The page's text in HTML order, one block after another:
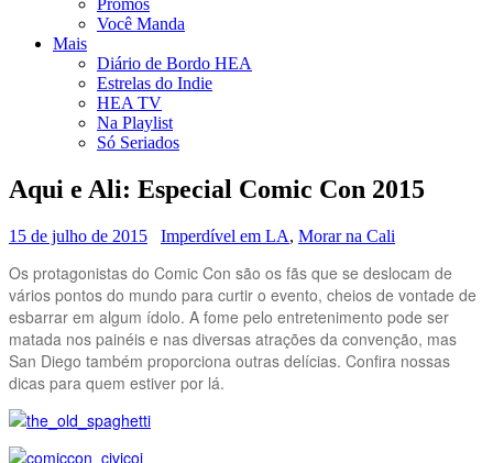
Promos
Você Manda
Mais
Diário de Bordo HEA
Estrelas do Indie
HEA TV
Na Playlist
Só Seriados
Aqui e Ali: Especial Comic Con 2015
15 de julho de 2015 Imperdível em LA, Morar na Cali
Os protagonistas do Comic Con são os fãs que se deslocam de
vários pontos do mundo para curtir o evento, cheios de vontade de
esbarrar em algum ídolo. A fome pelo entretenimento pode ser
matada nos painéis e nas diversas atrações da convenção, mas
San Diego também proporciona outras delícias. Confira nossas
dicas para quem estiver por lá.